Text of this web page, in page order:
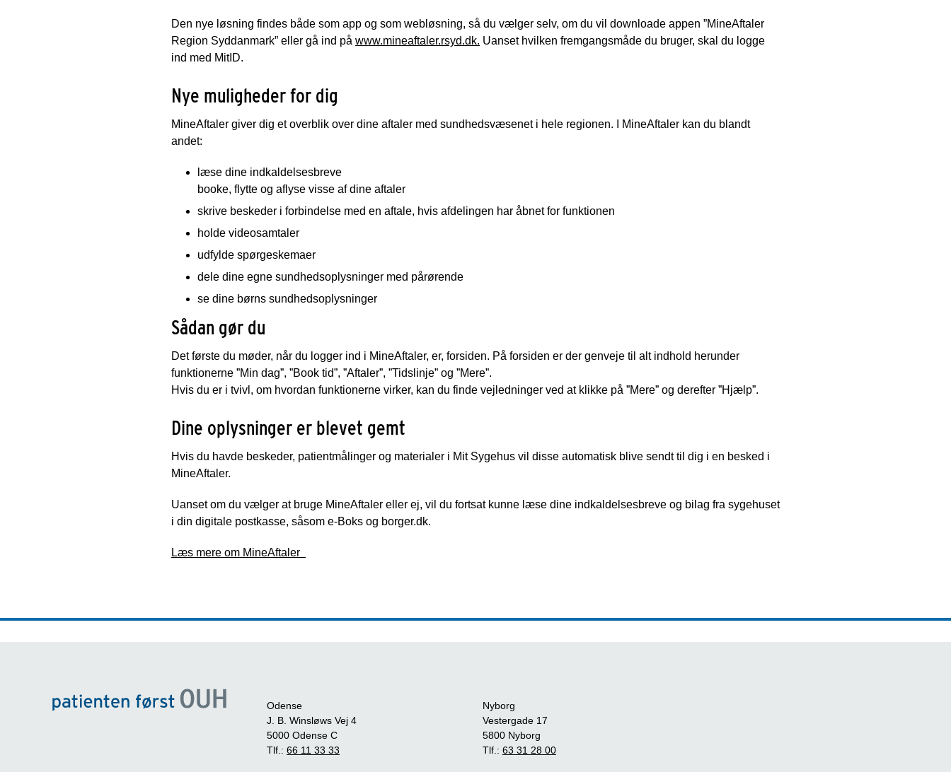
Den nye løsning findes både som app og som webløsning, så du vælger selv, om du vil downloade appen ”MineAftaler
Region Syddanmark” eller gå ind på www.mineaftaler.rsyd.dk. Uanset hvilken fremgangsmåde du bruger, skal du logge
ind med MitID.
Nye muligheder for dig
MineAftaler giver dig et overblik over dine aftaler med sundhedsvæsenet i hele regionen. I MineAftaler kan du blandt
andet:
læse dine indkaldelsesbreve
booke, flytte og aflyse visse af dine aftaler
skrive beskeder i forbindelse med en aftale, hvis afdelingen har åbnet for funktionen
holde videosamtaler
udfylde spørgeskemaer
dele dine egne sundhedsoplysninger med pårørende
se dine børns sundhedsoplysninger
Sådan gør du
Det første du møder, når du logger ind i MineAftaler, er, forsiden. På forsiden er der genveje til alt indhold herunder
funktionerne ”Min dag”, ”Book tid”, ”Aftaler”, ”Tidslinje” og ”Mere”.
Hvis du er i tvivl, om hvordan funktionerne virker, kan du finde vejledninger ved at klikke på ”Mere” og derefter ”Hjælp”.
Dine oplysninger er blevet gemt
Hvis du havde beskeder, patientmålinger og materialer i Mit Sygehus vil disse automatisk blive sendt til dig i en besked i
MineAftaler.
Uanset om du vælger at bruge MineAftaler eller ej, vil du fortsat kunne læse dine indkaldelsesbreve og bilag fra sygehuset
i din digitale postkasse, såsom e-Boks og borger.dk.
Læs mere om MineAftaler
Odense
J. B. Winsløws Vej 4
5000 Odense C
Tlf.: 66 11 33 33
Nyborg
Vestergade 17
5800 Nyborg
Tlf.: 63 31 28 00